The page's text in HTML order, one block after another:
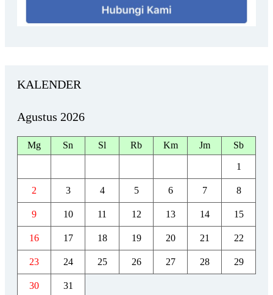
KALENDER
Agustus 2026
Mg Sn Sl Rb Km Jm Sb
1
2 3 4 5 6 7 8
9 10 11 12 13 14 15
16 17 18 19 20 21 22
23 24 25 26 27 28 29
30 31